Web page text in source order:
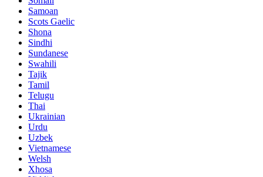
Samoan
Scots Gaelic
Shona
Sindhi
Sundanese
Swahili
Tajik
Tamil
Telugu
Thai
Ukrainian
Urdu
Uzbek
Vietnamese
Welsh
Xhosa